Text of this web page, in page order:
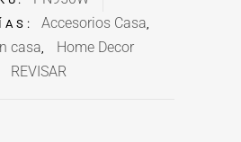
Accesorios Casa,
casa,
Home Decor
REVISAR